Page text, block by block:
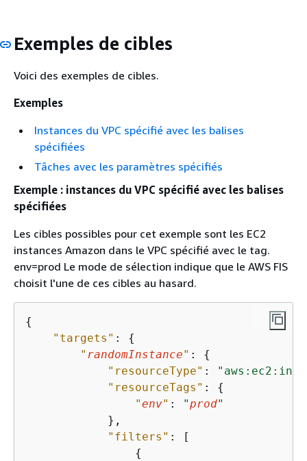
Exemples de cibles
Voici des exemples de cibles.
Exemples
Instances du VPC spécifié avec les balises
spécifiées
Tâches avec les paramètres spécifiés
Exemple : instances du VPC spécifié avec les balises
spécifiées
Les cibles possibles pour cet exemple sont les EC2
instances Amazon dans le VPC spécifié avec le tag.
env=prod Le mode de sélection indique que le AWS FIS
choisit l'une de ces cibles au hasard.
{
"targets" : {
" randomInstance" : {
"resourceType" :
"resourceTags" : {
"env" : "prod"
            },
"filters" : [
{